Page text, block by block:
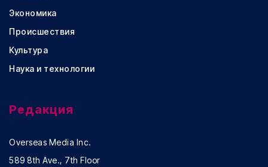
Экономика
Происшествия
Культура
Наука и технологии
Редакция
Overseas Media Inc.
589 8th Ave., 7th Floor